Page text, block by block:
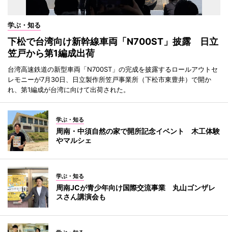
学ぶ・知る
下松で台湾向け新幹線車両「N700ST」披露 日立
笠戸から第1編成出荷
台湾高速鉄道の新型車両「N700ST」の完成を披露するロールアウトセ
レモニーが7月30日、日立製作所笠戸事業所（下松市東豊井）で開か
れ、第1編成が台湾に向けて出荷された。
学ぶ・知る
周南・中須自然の家で開所記念イベント 木工体験
やマルシェ
学ぶ・知る
周南JCが青少年向け国際交流事業 丸山ゴンザレ
スさん講演会も